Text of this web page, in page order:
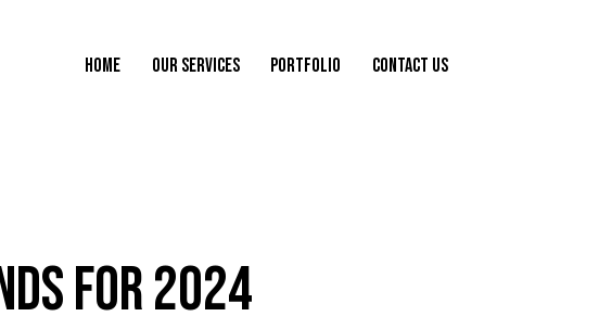
HOME OUR SERVICES PORTFOLIO CONTACT US
FOR 2024